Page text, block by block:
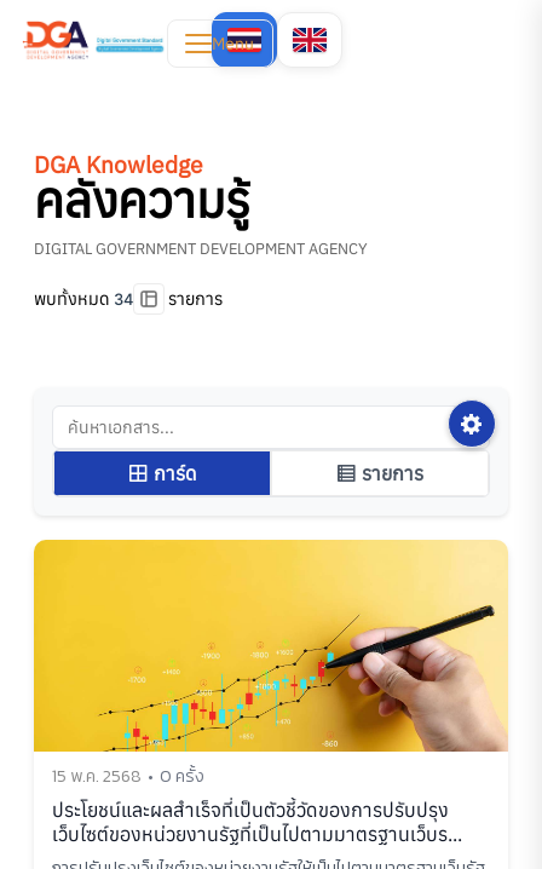
Menu
DGA Knowledge
คลังความรู้
DIGITAL GOVERNMENT DEVELOPMENT AGENCY
พบทั้งหมด 34 รายการ
การ์ด รายการ
15 พ.ค. 2568 0 ครั้ง
ประโยชน์และผลสำเร็จที่เป็นตัวชี้วัดของการปรับปรุง
เว็บไซต์ของหน่วยงานรัฐที่เป็นไปตามมาตรฐานเว็บร...